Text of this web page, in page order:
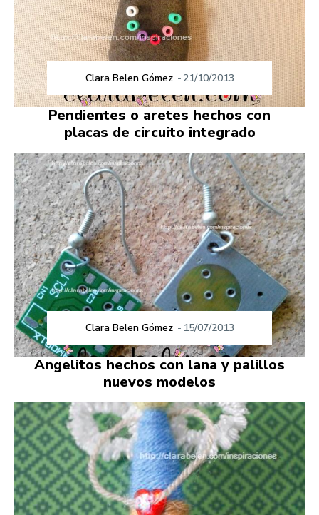
Clara Belen Gómez - 21/10/2013
Pendientes o aretes hechos con
placas de circuito integrado
Clara Belen Gómez - 15/07/2013
Angelitos hechos con lana y palillos
nuevos modelos